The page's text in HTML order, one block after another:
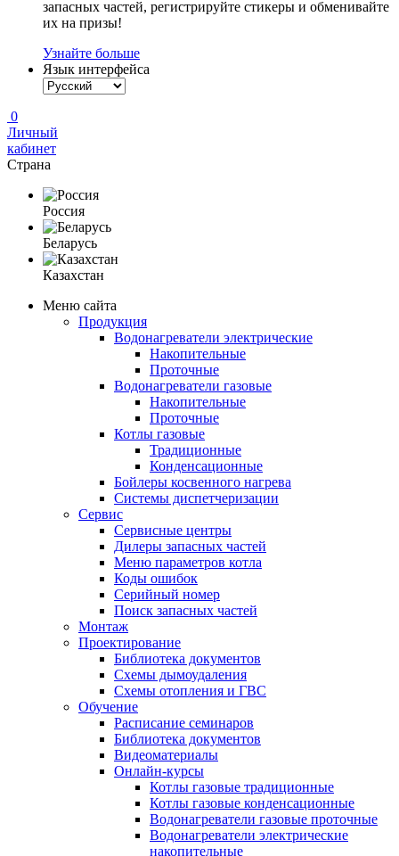
запасных частей, регистрируйте стикеры и обменивайте
их на призы!
Узнайте больше
Язык интерфейса
0
Личный
кабинет
Страна
Россия
Беларусь
Казахстан
Меню сайта
Продукция
Водонагреватели электрические
Накопительные
Проточные
Водонагреватели газовые
Накопительные
Проточные
Котлы газовые
Традиционные
Конденсационные
Бойлеры косвенного нагрева
Системы диспетчеризации
Сервис
Сервисные центры
Дилеры запасных частей
Меню параметров котла
Коды ошибок
Серийный номер
Поиск запасных частей
Монтаж
Проектирование
Библиотека документов
Схемы дымоудаления
Схемы отопления и ГВС
Обучение
Расписание семинаров
Библиотека документов
Видеоматериалы
Онлайн-курсы
Котлы газовые традиционные
Котлы газовые конденсационные
Водонагреватели газовые проточные
Водонагреватели электрические
накопительные